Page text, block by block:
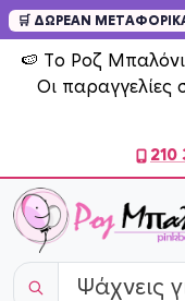
🛒 ΔΩΡΕΑΝ
🍉 Το Ροζ
Οι παραγγελίες
Skip to content
210